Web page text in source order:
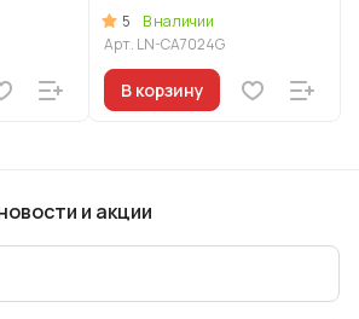
линия "Леон"
5
В наличии
Арт. LN-CA7024G
В корзину
и акции